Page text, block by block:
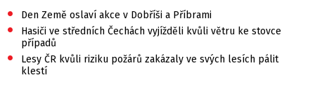
• Den Země oslaví akce v Dobříši a Příbrami
•
Hasiči ve středních Čechách vyjížděli kvůli větru ke stovce
případů
•
Lesy ČR kvůli riziku požárů zakázaly ve svých lesích pálit
klestí